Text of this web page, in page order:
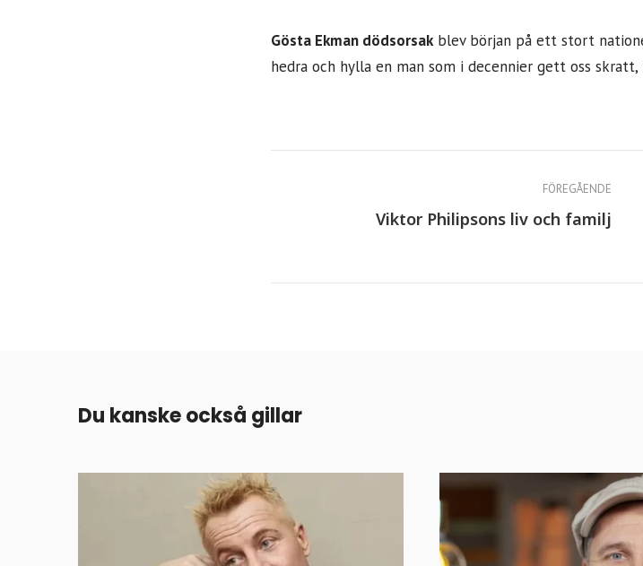
Gösta Ekman dödsorsakblev början på ett stort
hedra och hylla en man som i decennier gett oss
FÖREGÅENDE
Viktor Philipsons liv och familj
Du kanske också gillar